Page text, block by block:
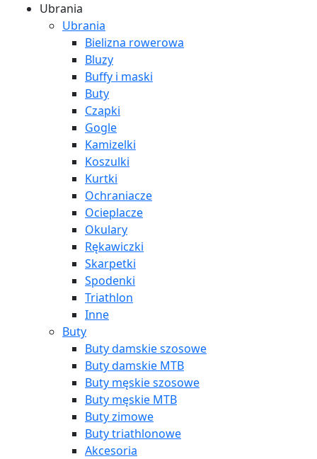
Ubrania
Ubrania
Bielizna rowerowa
Bluzy
Buffy i maski
Buty
Czapki
Gogle
Kamizelki
Koszulki
Kurtki
Ochraniacze
Ocieplacze
Okulary
Rękawiczki
Skarpetki
Spodenki
Triathlon
Inne
Buty
Buty damskie szosowe
Buty damskie MTB
Buty męskie szosowe
Buty męskie MTB
Buty zimowe
Buty triathlonowe
Akcesoria